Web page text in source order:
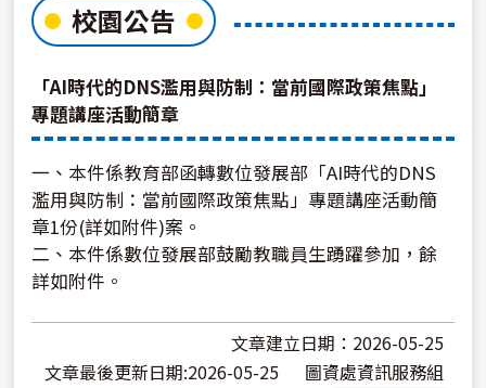
校園公告
「AI時代的DNS濫用與防制：當前國際政策焦點」
專題講座活動簡章
一、本件係教育部函轉數位發展部「AI時代的DNS
濫用與防制：當前國際政策焦點」專題講座活動簡
章1份(詳如附件)案。
二、本件係數位發展部鼓勵教職員生踴躍參加，餘
詳如附件。
文章建立日期：2026-05-25
文章最後更新日期:2026-05-25
圖資處資訊服務組